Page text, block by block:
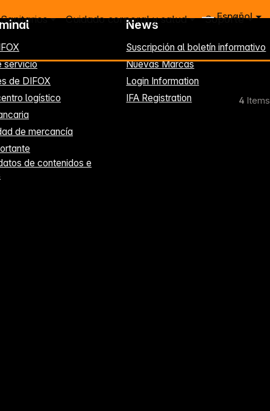
Español
Sanitarios Cuidado corporal y salud Soporte
4 Items
servicio
de DIFOX
logístico
de mercancía
de contenidos e
News
Suscripción al boletín informativo
Nuevas Marcas
Login Information
IFA Registration